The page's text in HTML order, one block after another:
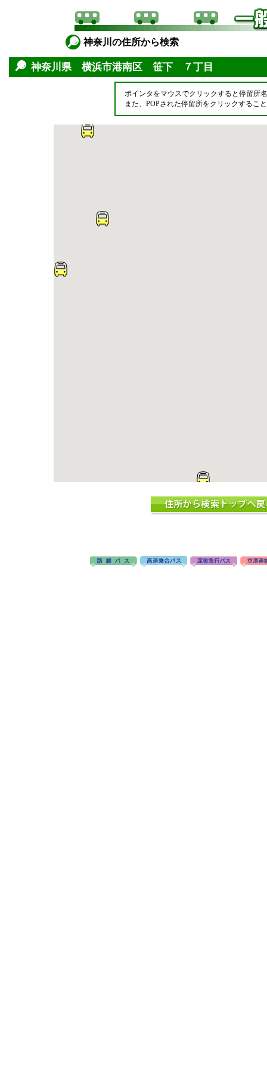
神奈川の住所から検索
神奈川県 横浜市港南区 笹下 ７丁目
ポインタをマウスでクリックすると停留所
また、POPされた停留所をクリックするこ